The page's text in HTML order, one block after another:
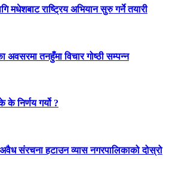
मधेशबाट राष्ट्रिय अभियान सुरु गर्ने तयारी
अवसरमा तनहुँमा विचार गोष्ठी सम्पन्न
निर्णय गर्यो ?
संरचना हटाउन व्यास नगरपालिकाको दोस्रो